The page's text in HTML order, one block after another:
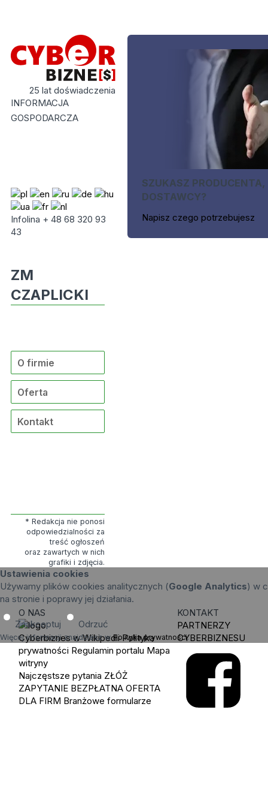
25 lat doświadczenia
INFORMACJA
GOSPODARCZA
Infolina + 48 68 320 93
43
SZUKASZ PRODUCENTA,
DOSTAWCY?
Napisz czego potrzebujesz
ZM
CZAPLICKI
O firmie
Oferta
Kontakt
* Redakcja nie ponosi
odpowiedzialności za
treść ogłoszeń
oraz zawartych w nich
grafiki i zdjęcia.
Ustawienia cookies
Używamy plików cookies analitycznych (Google Analytics) w
na stronie i poprawy jej działania.
Zaakceptuj Odrzuć
Więcej informacji znajdziesz wPolityka prywatności.
O NAS
Cyberbiznes w Wikipedii Polityka
prywatności Regulamin portalu Mapa
witryny
Najczęstsze pytania ZŁÓŻ
ZAPYTANIE BEZPŁATNA OFERTA
DLA FIRM Branżowe formularze
KONTAKT
PARTNERZY
CYBERBIZNESU